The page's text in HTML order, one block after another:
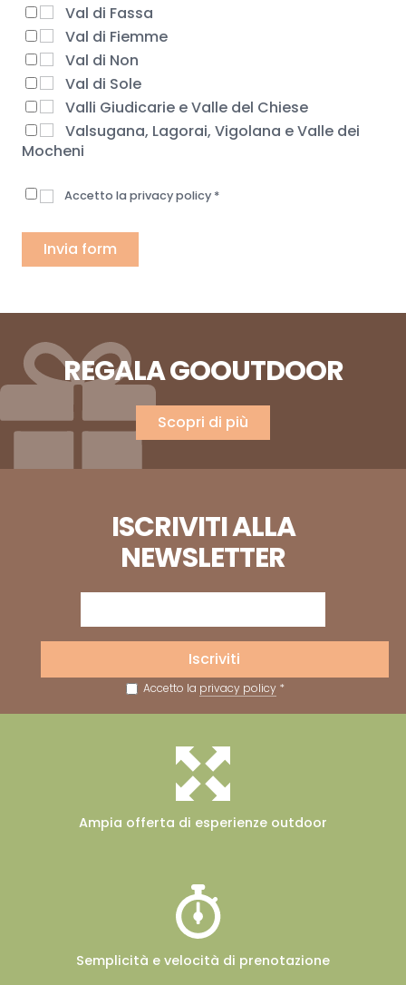
Val di Fassa
Val di Fiemme
Val di Non
Val di Sole
Valli Giudicarie e Valle del Chiese
Valsugana, Lagorai, Vigolana e Valle dei
Mocheni
Accetto la privacy policy *
REGALA GOOUTDOOR
Scopri di più
ISCRIVITI ALLA
NEWSLETTER
Accetto la privacy policy*
Iscriviti
Ampia offerta di esperienze outdoor
Semplicità e velocità di prenotazione